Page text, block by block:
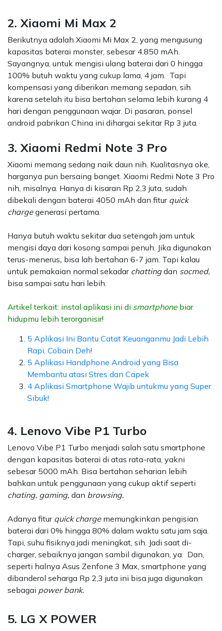
2. Xiaomi Mi Max 2
Berikutnya adalah Xiaomi Mi Max 2, yang mengusung
kapasitas baterai monster, sebesar 4.850 mAh.
Sayangnya, untuk mengisi ulang baterai dari 0 hingga
100% butuh waktu yang cukup lama, 4 jam. Tapi
kompensasi yang diberikan memang sepadan, sih
karena setelah itu bisa bertahan selama lebih kurang 4
hari dengan penggunaan wajar. Di pasaran, ponsel
android pabrikan China ini dihargai sekitar Rp 3 juta.
3. Xiaomi Redmi Note 3 Pro
Xiaomi memang sedang naik daun nih. Kualitasnya oke,
harganya pun bersaing banget. Xiaomi Redmi Note 3 Pro
nih, misalnya. Hanya di kisaran Rp 2,3 juta, sudah
dibekali dengan baterai 4050 mAh dan fitur quick
chargegenerasi pertama.
Hanya butuh waktu sekitar dua setengah jam untuk
mengisi daya dari kosong sampai penuh. Jika digunakan
terus-menerus, bisa lah bertahan 6-7 jam. Tapi kalau
untuk pemakaian normal sekadar chattingdan socmed,
bisa sampai satu hari lebih.
Artikel terkait: instal aplikasi ini di smartphone biar
hidupmu lebih terorganisir!
5 Aplikasi Ini Bantu Catat Keuanganmu Jadi Lebih
Rapi, Cobain Deh!
5 Aplikasi Handphone Android yang Bisa
Membantu atasi Stres dan Capek
4 Aplikasi Smartphone Wajib untukmu yang Super
Sibuk!
4. Lenovo Vibe P1 Turbo
Lenovo Vibe P1 Turbo menjadi salah satu smartphone
dengan kapasitas baterai di atas rata-rata, yakni
sebesar 5000 mAh. Bisa bertahan seharian lebih
bahkan untuk penggunaan yang cukup aktif seperti
chating, gaming, dan browsing.
Adanya fitur quick charge memungkinkan pengisian
baterai dari 0% hingga 80% dalam waktu satu jam saja.
Tapi, suhu fisiknya jadi meningkat, sih. Jadi saat di-
charger, sebaiknya jangan sambil digunakan, ya. Dan,
seperti halnya Asus Zenfone 3 Max, smartphone yang
dibanderol seharga Rp 2,3 juta ini bisa juga digunakan
sebagai power bank.
5. LG X POWER